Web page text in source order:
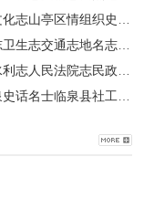
北京市重要文献选编（16册）PDF电子版